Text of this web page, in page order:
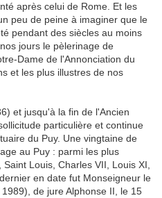
après celui de Rome. Et les
peu de peine à imaginer que le
pendant des siècles au moins
jours le pèlerinage de
Dame de l'Annonciation du
et les plus illustres de nos
et jusqu'à la fin de l'Ancien
particulière et continue
du Puy. Une vingtaine de
au Puy : parmi les plus
Louis, Charles VII, Louis XI,
en date fut Monseigneur le
de jure Alphonse II, le 15